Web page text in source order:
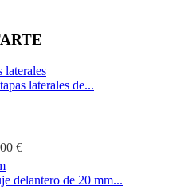
laterales de...
€
delantero de 20 mm...